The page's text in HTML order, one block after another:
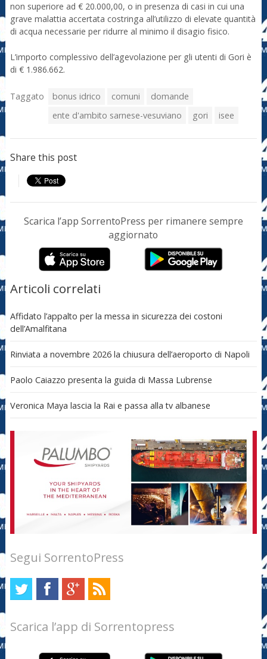
non superiore ad € 20.000,00, o in presenza di casi in cui una
grave malattia accertata costringa all’utilizzo di elevate quantità
di acqua necessarie per ridurre al minimo il disagio fisico.
L’importo complessivo dell’agevolazione per gli utenti di Gori è
di € 1.986.662.
Taggato bonus idrico comuni
domande
ente d'ambito sarnese-vesuviano
gori isee
Share this post
Scarica l’app SorrentoPress per rimanere sempre
aggiornato
Articoli correlati
Affidato l’appalto per la messa in sicurezza dei costoni
dell’Amalfitana
Rinviata a novembre 2026 la chiusura dell’aeroporto di Napoli
Paolo Caiazzo presenta la guida di Massa Lubrense
Veronica Maya lascia la Rai e passa alla tv albanese
Segui SorrentoPress
Scarica l’app di Sorrentopress